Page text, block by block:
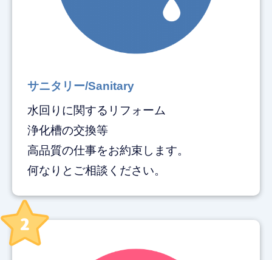
サニタリー/Sanitary
水回りに関するリフォーム
浄化槽の交換等
高品質の仕事をお約束します。
何なりとご相談ください。